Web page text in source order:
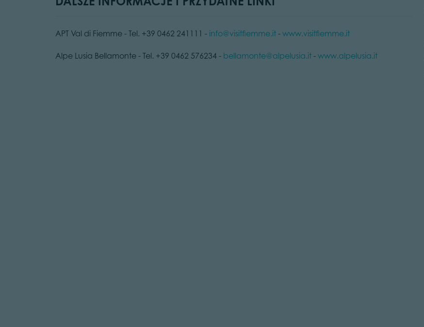
APT Val di Fiemme - Tel. +39 0462 241111 - info@visitfiemme.it - www.visitfiemme.it
Alpe Lusia Bellamonte - Tel. +39 0462 576234 - bellamonte@alpelusia.it - www.alpelusia.it